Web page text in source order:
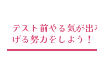
テスト前やる気が
げる努力をしよう！